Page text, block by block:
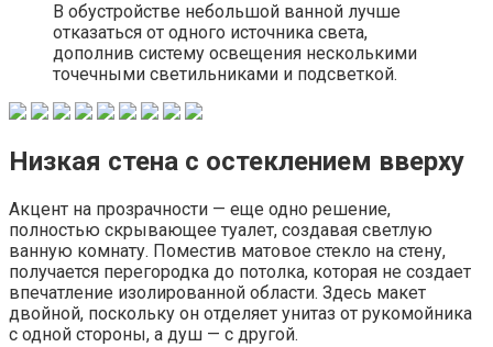
В обустройстве небольшой ванной лучше
отказаться от одного источника света,
дополнив систему освещения несколькими
точечными светильниками и подсветкой.
Низкая стена с остеклением вверху
Акцент на прозрачности — еще одно решение,
полностью скрывающее туалет, создавая светлую
ванную комнату. Поместив матовое стекло на стену,
получается перегородка до потолка, которая не создает
впечатление изолированной области. Здесь макет
двойной, поскольку он отделяет унитаз от рукомойника
с одной стороны, а душ — с другой.